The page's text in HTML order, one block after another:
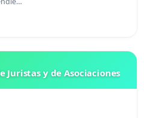
Juristas y de Asociaciones